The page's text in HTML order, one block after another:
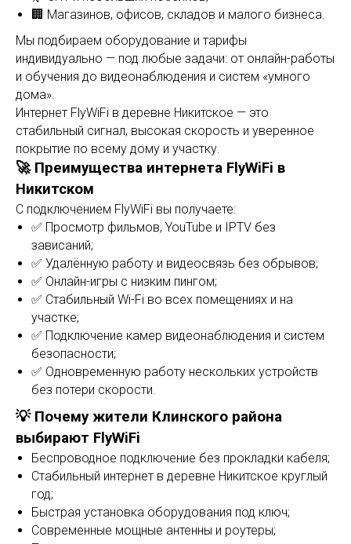
🏢 Магазинов, офисов, складов и малого бизнеса.
Мы подбираем оборудование и тарифы
индивидуально — под любые задачи: от онлайн-работы
и обучения до видеонаблюдения и систем «умного
дома».
Интернет FlyWiFi в деревне Никитское — это
стабильный сигнал, высокая скорость и уверенное
покрытие по всему дому и участку.
🚀 Преимущества интернета FlyWiFi в
Никитском
С подключением FlyWiFi вы получаете:
✅ Просмотр фильмов, YouTube и IPTV без
зависаний;
✅ Удалённую работу и видеосвязь без обрывов;
✅ Онлайн-игры с низким пингом;
✅ Стабильный Wi-Fi во всех помещениях и на
участке;
✅ Подключение камер видеонаблюдения и систем
безопасности;
✅ Одновременную работу нескольких устройств
без потери скорости.
💡 Почему жители Клинского района
выбирают FlyWiFi
Беспроводное подключение без прокладки кабеля;
Стабильный интернет в деревне Никитское круглый
год;
Быстрая установка оборудования под ключ;
Современные мощные антенны и роутеры;